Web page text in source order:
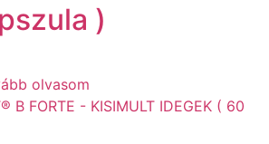
)
olvasom